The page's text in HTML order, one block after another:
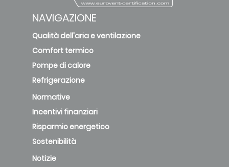
NAVIGAZIONE
Qualità dell'aria e ventilazione
Comfort termico
Pompe di calore
Refrigerazione
Normative
Incentivi finanziari
Risparmio energetico
Sostenibilità
Notizie